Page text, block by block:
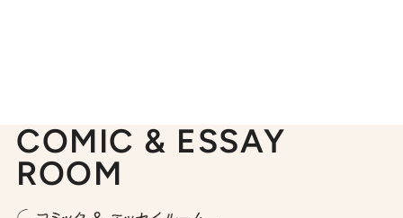
COMIC & ESSAY
ROOM